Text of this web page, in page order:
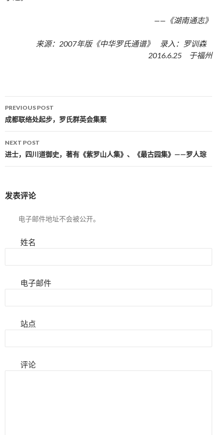
——《湖南通志》
来源：2007年版《中华罗氏通谱》 录入：罗训森
2016.6.25 于福州
Post navigation
PREVIOUS POST
成都联络处起步，罗氏群英会集聚
NEXT POST
进士，四川道御史，著有《紫罗山人集》、《最古园集》——罗人琮
发表评论
电子邮件地址不会被公开。
姓名
电子邮件
站点
评论